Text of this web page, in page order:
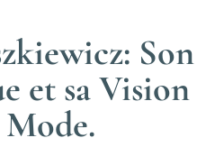
Son
et sa Vision